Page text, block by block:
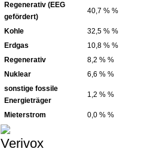
Regenerativ (EEG
gefördert)
40,7 % %
Kohle
32,5 % %
Erdgas
10,8 % %
Regenerativ
8,2 % %
Nuklear
6,6 % %
sonstige fossile
Energieträger
1,2 % %
Mieterstrom 0,0 % %